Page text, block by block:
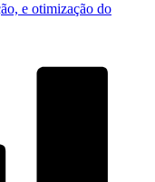
e otimização do